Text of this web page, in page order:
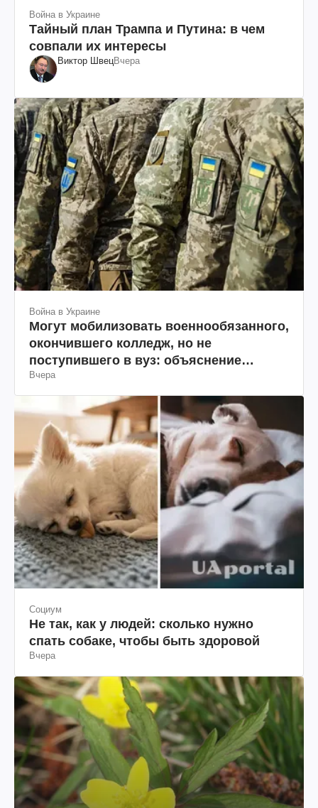
Война в Украине
Тайный план Трампа и Путина: в чем
совпали их интересы
Виктор ШвецВчера
Война в Украине
Могут мобилизовать военнообязанного,
окончившего колледж, но не
поступившего в вуз: объяснение
юриста
Вчера
Социум
Не так, как у людей: сколько нужно
спать собаке, чтобы быть здоровой
Вчера